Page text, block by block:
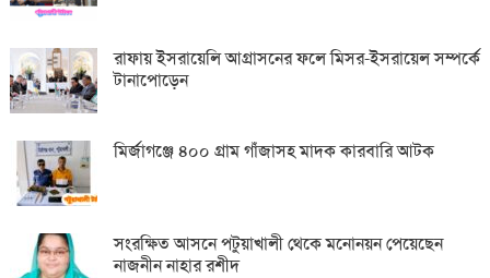
রাফায় ইসরায়েলি আগ্রাসনের ফলে মিসর-ইসরায়েল সম্পর্কে
টানাপোড়েন
মির্জাগঞ্জে ৪০০ গ্রাম গাঁজাসহ মাদক কারবারি আটক
সংরক্ষিত আসনে পটুয়াখালী থেকে মনোনয়ন পেয়েছেন
নাজনীন নাহার রশীদ